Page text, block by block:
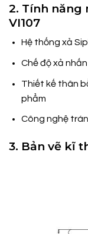
2. Tính năng
VI107
Hệ thống xả
Chế độ xả
Thiết kế thân
phẩm
Công nghệ
3. Bản vẽ kĩ